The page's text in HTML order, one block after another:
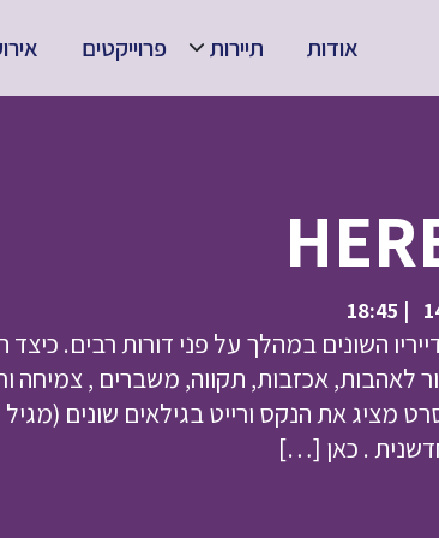
אודות תיירות פרוייקטים
| 18:45
השונים במהלך על פני דורות רבים. כיצד
לאהבות, אכזבות, תקווה, משברים , צמיחה
מציג את הנקס ורייט בגילאים שונים